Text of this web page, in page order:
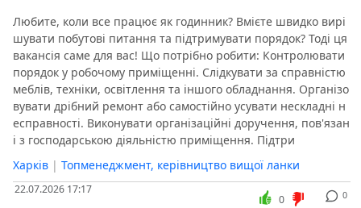
Любите, коли все працює як годинник? Вмієте швидко вирі
шувати побутові питання та підтримувати порядок? Тоді ця
вакансія саме для вас! Що потрібно робити: Контролювати
порядок у робочому приміщенні. Слідкувати за справністю
меблів, техніки, освітлення та іншого обладнання. Організо
вувати дрібний ремонт або самостійно усувати нескладні н
есправності. Виконувати організаційні доручення, пов'язан
і з господарською діяльністю приміщення. Підтри
Харків | Топменеджмент, керівництво вищої ланки
22.07.2026 17:17 0
0